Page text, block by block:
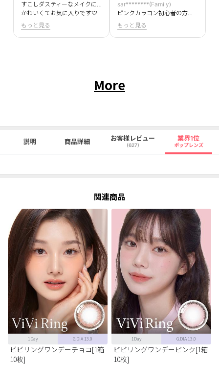
すこしダスティーなメイクに合わせても
かわいくてお気に入りです♡
もっと見る
sar********(Family)
ピンクカラコン初心者の方でも使いやすいと思います！裸眼に馴染むピンクカラーでとてもかわいい！
もっと見る
More
説明 商品詳細 お客様レビュー
(627)
業界1位
ポップレンズ
関連商品
1Day G.DIA 13.0
ビビリングワンデーチョコ[1箱
10枚]
1Day G.DIA 13.0
ビビリングワンデーピンク[1箱
10枚]